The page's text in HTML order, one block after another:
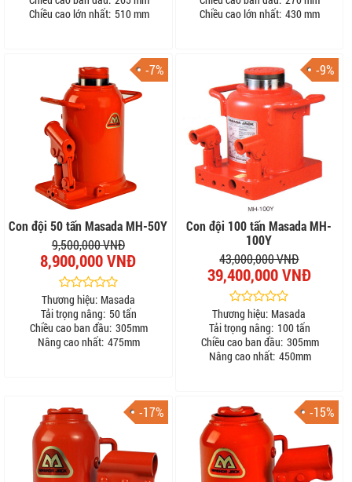
Chiều cao lớn nhất: 510 mm
Chiều cao lớn nhất: 430 mm
-7%
Con đội 50 tấn Masada MH-50Y
9,500,000 VNĐ
8,900,000 VNĐ
Thương hiệu: Masada
Tải trọng nâng: 50 tấn
Chiều cao ban đầu: 305mm
Nâng cao nhất: 475mm
-9%
Con đội 100 tấn Masada MH-
100Y
43,000,000 VNĐ
39,400,000 VNĐ
Thương hiệu: Masada
Tải trọng nâng: 100 tấn
Chiều cao ban đầu: 305mm
Nâng cao nhất: 450mm
-17% -15%